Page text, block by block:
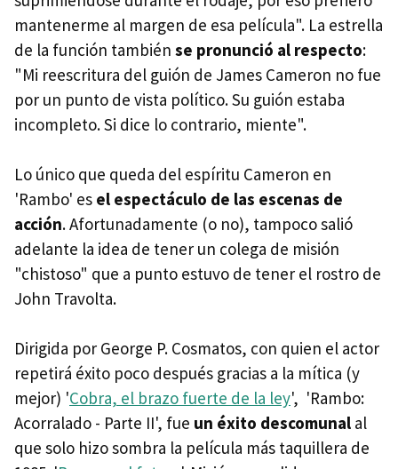
mantenerme al margen de esa película". La estrella
de la función también se pronunció al respecto:
"Mi reescritura del guión de James Cameron no fue
por un punto de vista político. Su guión estaba
incompleto. Si dice lo contrario, miente".
Lo único que queda del espíritu Cameron en
'Rambo' es el espectáculo de las escenas de
acción. Afortunadamente (o no), tampoco salió
adelante la idea de tener un colega de misión
"chistoso" que a punto estuvo de tener el rostro de
John Travolta.
Dirigida por George P. Cosmatos, con quien el actor
repetirá éxito poco después gracias a la mítica (y
mejor) 'Cobra, el brazo fuerte de la ley', 'Rambo:
Acorralado - Parte II', fue un éxito descomunal al
que solo hizo sombra la película más taquillera de